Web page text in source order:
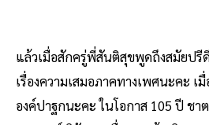
แล้วเมื่อสักครู่พี่สันติสุขพูดถึงสมัยปรี
เรื่องความเสมอภาคทางเพศนะคะ
องค์ปาฐกนะคะ ในโอกาส 105 ปี ช